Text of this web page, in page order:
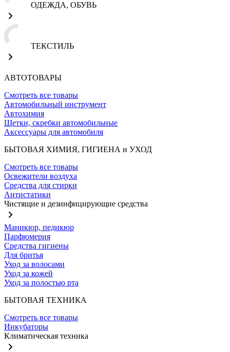
ОДЕЖДА, ОБУВЬ
ТЕКСТИЛЬ
АВТОТОВАРЫ
Смотреть все товары
Автомобильный инструмент
Автохимия
Щетки, скребки автомобильные
Аксессуары для автомобиля
БЫТОВАЯ ХИМИЯ, ГИГИЕНА и УХОД
Смотреть все товары
Освежители воздуха
Средства для стирки
Антистатики
Чистящие и дезинфицирующие средства
Маникюр, педикюр
Парфюмерия
Средства гигиены
Для бритья
Уход за волосами
Уход за кожей
Уход за полостью рта
БЫТОВАЯ ТЕХНИКА
Смотреть все товары
Инкубаторы
Климатическая техника